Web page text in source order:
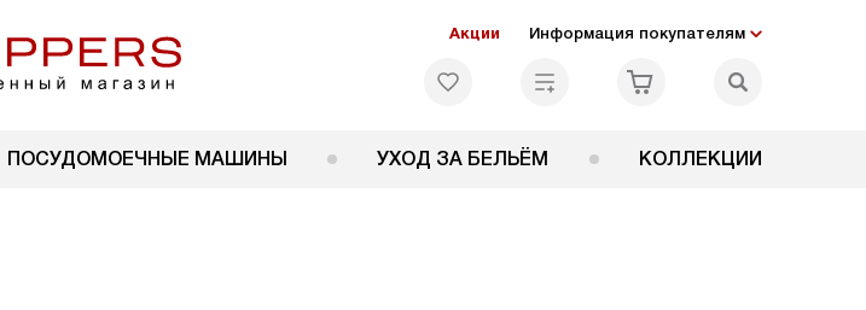
Акции Информация покупателям
ПОСУДОМОЕЧНЫЕ МАШИНЫ УХОД ЗА БЕЛЬЁМ КОЛЛЕКЦИИ